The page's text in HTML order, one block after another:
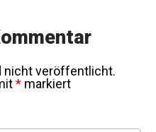
nicht veröffentlicht.
* markiert